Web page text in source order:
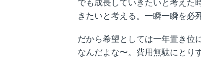
きたいと考える。一瞬一瞬を必
だから希望としては一年置き位
なんだよな〜。費用無駄にとり